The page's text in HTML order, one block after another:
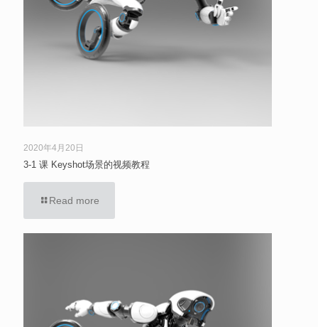
2020年4月20日
3-1 课 Keyshot场景的视频教程
Read more